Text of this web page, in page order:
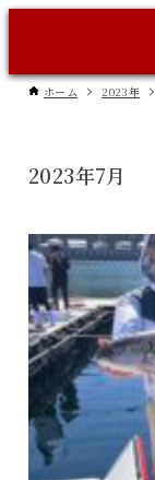
ホーム 2023年
2023年7月